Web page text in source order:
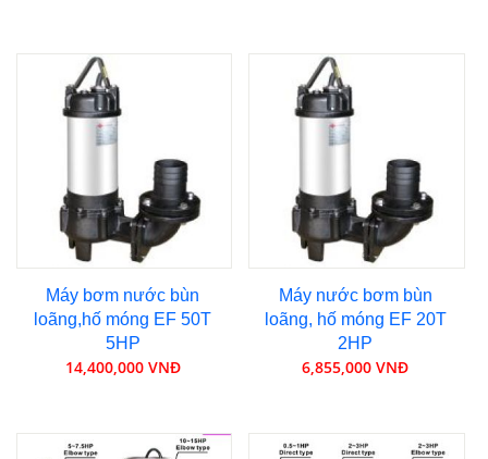
Máy bơm nước bùn
loãng,hố móng EF 50T
5HP
14,400,000 VNĐ
Máy nước bơm bùn
loãng, hố móng EF 20T
2HP
6,855,000 VNĐ